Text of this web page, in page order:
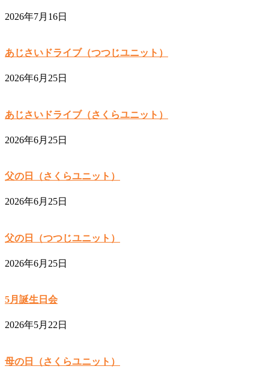
2026年7月16日
あじさいドライブ（つつじユニット）
2026年6月25日
あじさいドライブ（さくらユニット）
2026年6月25日
父の日（さくらユニット）
2026年6月25日
父の日（つつじユニット）
2026年6月25日
5月誕生日会
2026年5月22日
母の日（さくらユニット）